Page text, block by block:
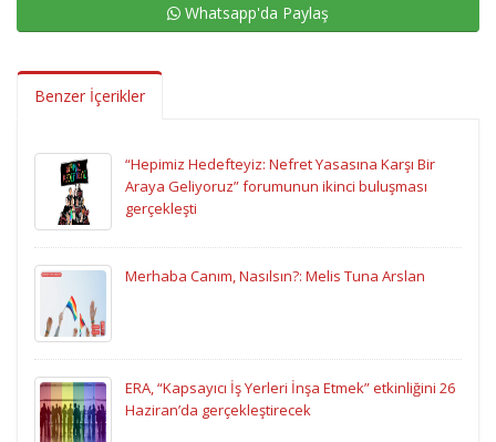
Whatsapp'da Paylaş
Benzer İçerikler
“Hepimiz Hedefteyiz: Nefret Yasasına Karşı Bir
Araya Geliyoruz” forumunun ikinci buluşması
gerçekleşti
Merhaba Canım, Nasılsın?: Melis Tuna Arslan
ERA, “Kapsayıcı İş Yerleri İnşa Etmek” etkinliğini 26
Haziran’da gerçekleştirecek